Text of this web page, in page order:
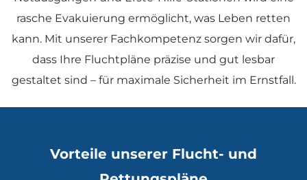
rasche Evakuierung ermöglicht, was Leben retten
kann. Mit unserer Fachkompetenz sorgen wir dafür,
dass Ihre Fluchtpläne präzise und gut lesbar
gestaltet sind – für maximale Sicherheit im Ernstfall.
Vorteile unserer Flucht- und